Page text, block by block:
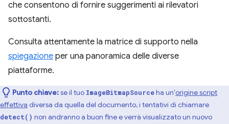
che consentono di fornire suggerimenti ai rilevatori
sottostanti.
Consulta attentamente la matrice di supporto nella
spiegazione per una panoramica delle diverse
piattaforme.
Punto chiave:se il tuo ImageBitmapSourceha un'origine script
effettiva diversa da quella del documento, i tentativi di chiamare
detect() non andranno a buon fine e verrà visualizzato un nuovo